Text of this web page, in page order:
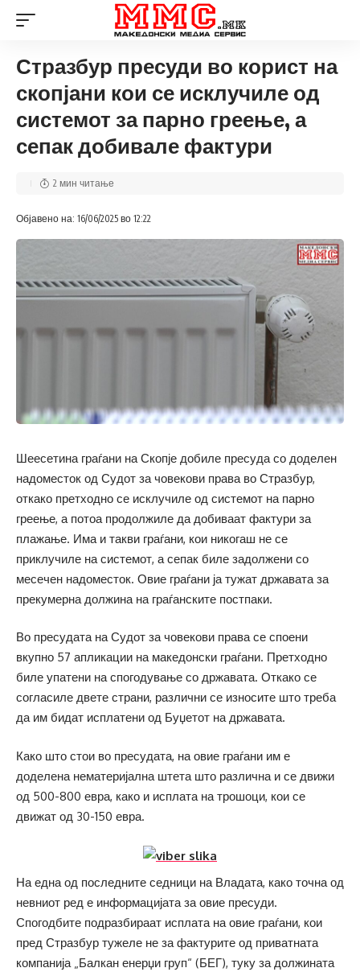
Стразбур пресуди во корист на
скопјани кои се исклучиле од
системот за парно греење, а
сепак добивале фактури
Објавено на: 16/06/2025 во 12:22
2 мин читање
Шеесетина граѓани на Скопје добиле пресуда со доделен
надоместок од Судот за човекови права во Стразбур,
откако претходно се исклучиле од системот на парно
греење, а потоа продолжиле да добиваат фактури за
плажање. Има и такви граѓани, кои никогаш не се
приклучиле на системот, а сепак биле задолжени со
месечен надоместок. Овие граѓани ја тужат државата за
прекумерна должина на граѓанските постпаки.
Во пресудата на Судот за човекови права се споени
вкупно 57 апликации на македонски граѓани. Претходно
биле упатени на спогодување со државата. Откако се
согласиле двете страни, различни се износите што треба
да им бидат исплатени од Буџетот на државата.
Како што стои во пресудата, на овие граѓани им е
доделена нематеријална штета што различна и се движи
од 500-800 евра, како и исплата на трошоци, кои се
движат од 30-150 евра.
На една од последните седници на Владата, како точна од
невниот ред е информацијата за овие пресуди.
Спогодбите подразбираат исплата на овие граѓани, кои
пред Стразбур тужеле не за фактурите од приватната
компанија „Балкан енерџи груп“ (БЕГ), туку за должината